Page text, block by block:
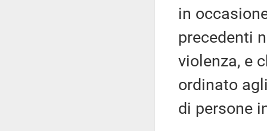
in
precedenti
violenza, e
ordinato
di persone